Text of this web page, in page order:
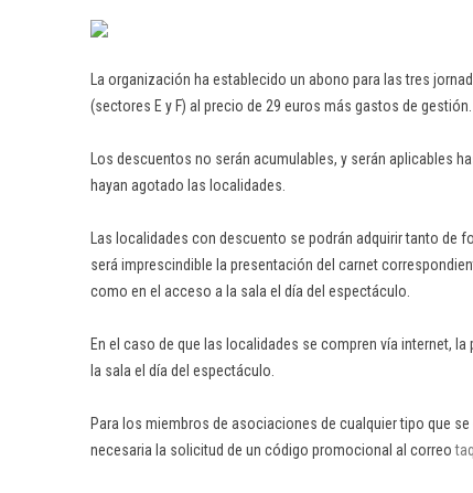
La organización ha establecido un abono para las tres
(sectores E y F) al precio de 29 euros más gastos de gestión.
Los descuentos no serán acumulables, y serán aplicables
hayan agotado las localidades.
Las localidades con descuento se podrán adquirir tanto de
será imprescindible la presentación del carnet
como en el acceso a la sala el día del espectáculo.
En el caso de que las localidades se compren vía internet,
la sala el día del espectáculo.
Para los miembros de asociaciones de cualquier tipo que
necesaria la solicitud de un código promocional al correo